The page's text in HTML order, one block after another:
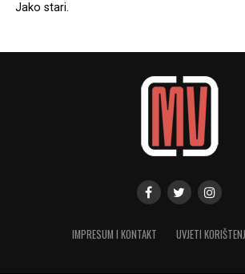
Jako stari.
IMPRESUM I KONTAKT UVJETI